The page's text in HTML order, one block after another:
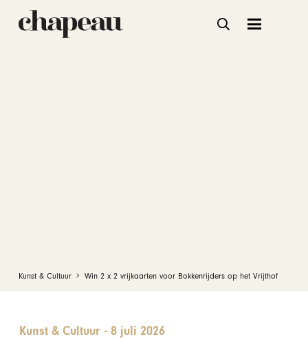
Kunst & Cultuur Win 2 x 2 vrijkaarten voor Bokkenrijders op het Vrijthof
Kunst & Cultuur -8 juli 2026